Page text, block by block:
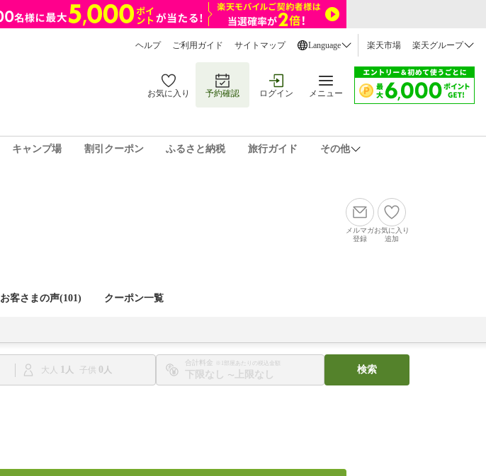
ヘルプ ご利用ガイド サイトマップ Language 楽天市場 楽天グループ
お気に入り 予約確認 ログイン メニュー
キャンプ場 割引クーポン ふるさと納税 旅行ガイド その他
メルマガ
登録
お気に入り
追加
お客さまの声(101) クーポン一覧
大人 1 子供 0
合計料金 ※1部屋あたりの税込金額
〜
検索